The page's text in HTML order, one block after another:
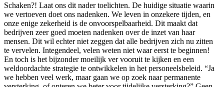
Schaken?! Laat ons dit nader toelichten. De huidige situatie waarin
we vertoeven doet ons nadenken. We leven in onzekere tijden, en
onze enige zekerheid is de onvoorspelbaarheid. Dit maakt dat
bedrijven zeer goed moeten nadenken over de inzet van haar
mensen. Dit wil echter niet zeggen dat alle bedrijven zich nu zitten
te vervelen. Integendeel, velen weten niet waar eerst te beginnen!
En toch is het bijzonder moeilijk ver vooruit te kijken en een
weldoordachte strategie te ontwikkelen in het personeelsbeleid. “Ja
we hebben veel werk, maar gaan we op zoek naar permanente